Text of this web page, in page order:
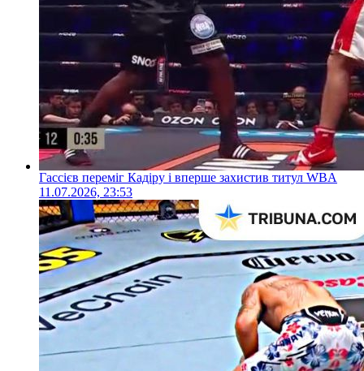
Гассієв переміг Кадіру і вперше захистив титул WBA
11.07.2026, 23:53